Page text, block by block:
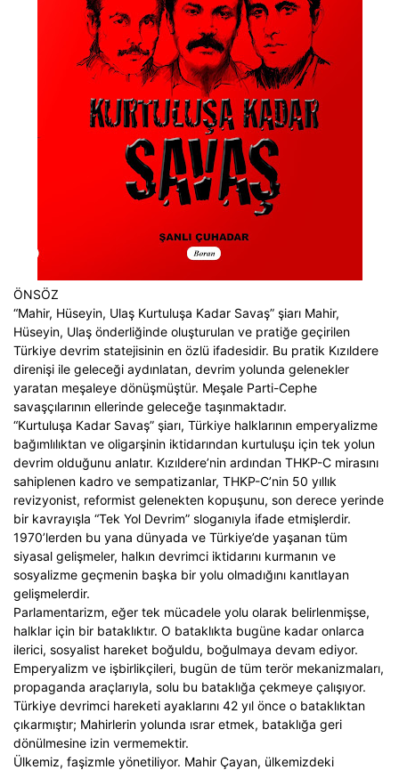
ÖNSÖZ
“Mahir, Hüseyin, Ulaş Kurtuluşa Kadar Savaş” şiarı Mahir,
Hüseyin, Ulaş önderliğinde oluşturulan ve pratiğe geçirilen
Türkiye devrim statejisinin en özlü ifadesidir. Bu pratik Kızıldere
direnişi ile geleceği aydınlatan, devrim yolunda gelenekler
yaratan meşaleye dönüşmüştür. Meşale Parti-Cephe
savaşçılarının ellerinde geleceğe taşınmaktadır.
“Kurtuluşa Kadar Savaş” şiarı, Türkiye halklarının emperyalizme
bağımlılıktan ve oligarşinin iktidarından kurtuluşu için tek yolun
devrim olduğunu anlatır. Kızıldere’nin ardından THKP-C mirasını
sahiplenen kadro ve sempatizanlar, THKP-C’nin 50 yıllık
revizyonist, reformist gelenekten kopuşunu, son derece yerinde
bir kavrayışla “Tek Yol Devrim” sloganıyla ifade etmişlerdir.
1970’lerden bu yana dünyada ve Türkiye’de yaşanan tüm
siyasal gelişmeler, halkın devrimci iktidarını kurmanın ve
sosyalizme geçmenin başka bir yolu olmadığını kanıtlayan
gelişmelerdir.
Parlamentarizm, eğer tek mücadele yolu olarak belirlenmişse,
halklar için bir bataklıktır. O bataklıkta bugüne kadar onlarca
ilerici, sosyalist hareket boğuldu, boğulmaya devam ediyor.
Emperyalizm ve işbirlikçileri, bugün de tüm terör mekanizmaları,
propaganda araçlarıyla, solu bu bataklığa çekmeye çalışıyor.
Türkiye devrimci hareketi ayaklarını 42 yıl önce o bataklıktan
çıkarmıştır; Mahirlerin yolunda ısrar etmek, bataklığa geri
dönülmesine izin vermemektir.
Ülkemiz, faşizmle yönetiliyor. Mahir Çayan, ülkemizdeki